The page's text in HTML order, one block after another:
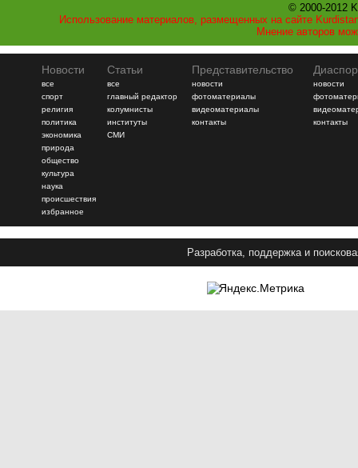
© 2000-2012
Использование материалов, размещенных на сайте
Мнение авторов
Новости
все
спорт
религия
политика
экономика
природа
общество
культура
наука
происшествия
избранное
Статьи
все
главный редактор
колумнисты
институты
СМИ
Представительство
новости
фотоматериалы
видеоматериалы
контакты
новости
контакты
Разработка, поддержка и